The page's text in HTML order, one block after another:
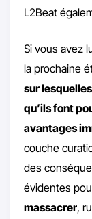
L2Beat
Si vous avez
la prochaine
sur
qu’ils font
avantages
couche
des
évidentes
massacrer,